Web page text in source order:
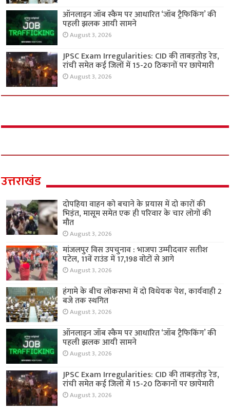
ऑनलाइन जॉब स्कैम पर आधारित ‘जॉब ट्रैफिकिंग’ की
पहली झलक आयी सामने
August 3, 2026
JPSC Exam Irregularities: CID की ताबड़तोड़ रेड,
रांची समेत कई जिलों में 15-20 ठिकानों पर छापेमारी
August 3, 2026
उत्तराखंड
दोपहिया वाहन को बचाने के प्रयास में दो कारों की
भिड़ंत, मासूम समेत एक ही परिवार के चार लोगों की
मौत
August 3, 2026
मांजलपुर विस उपचुनाव : भाजपा उम्मीदवार सतीश
पटेल, 11वें राउंड में 17,198 वोटों से आगे
August 3, 2026
हंगामे के बीच लोकसभा में दो विधेयक पेश, कार्यवाही 2
बजे तक स्थगित
August 3, 2026
ऑनलाइन जॉब स्कैम पर आधारित ‘जॉब ट्रैफिकिंग’ की
पहली झलक आयी सामने
August 3, 2026
JPSC Exam Irregularities: CID की ताबड़तोड़ रेड,
रांची समेत कई जिलों में 15-20 ठिकानों पर छापेमारी
August 3, 2026